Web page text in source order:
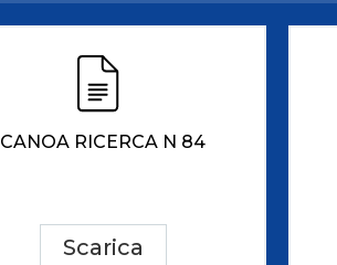
Videogallery
CANOA RICERCA N 84
Scarica